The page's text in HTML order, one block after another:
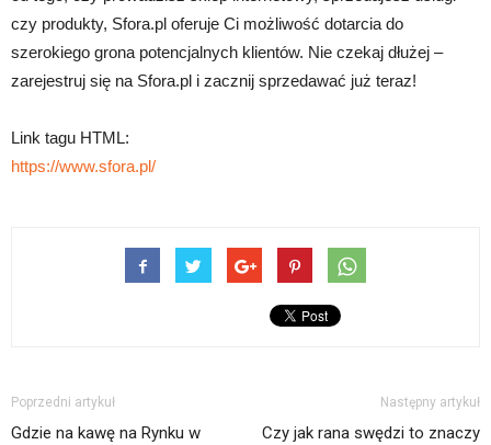
czy produkty, Sfora.pl oferuje Ci możliwość dotarcia do
szerokiego grona potencjalnych klientów. Nie czekaj dłużej –
zarejestruj się na Sfora.pl i zacznij sprzedawać już teraz!
Link tagu HTML:
https://www.sfora.pl/
Poprzedni artykuł
Gdzie na kawę na Rynku w
Następny artykuł
Czy jak rana swędzi to znaczy